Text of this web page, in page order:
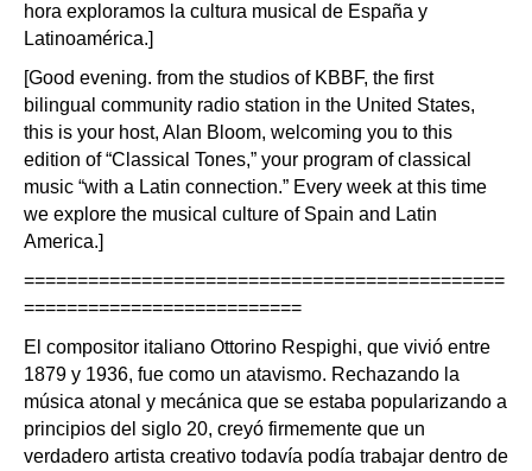
hora exploramos la cultura musical de España y
Latinoamérica.]
[Good evening. from the studios of KBBF, the first
bilingual community radio station in the United States,
this is your host, Alan Bloom, welcoming you to this
edition of “Classical Tones,” your program of classical
music “with a Latin connection.” Every week at this time
we explore the musical culture of Spain and Latin
America.]
=============================================
==========================
El compositor italiano Ottorino Respighi, que vivió entre
1879 y 1936, fue como un atavismo. Rechazando la
música atonal y mecánica que se estaba popularizando a
principios del siglo 20, creyó firmemente que un
verdadero artista creativo todavía podía trabajar dentro de